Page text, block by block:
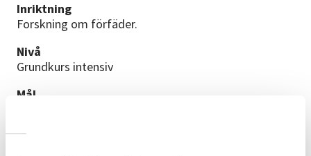
Inriktning
Forskning om förfäder.
Nivå
Grundkurs intensiv
Mål